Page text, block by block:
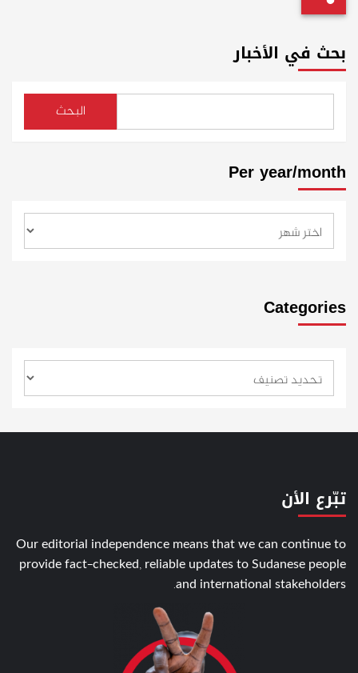
بحث في الأخبار
البحث
Per year/month
Categories
تبّرع الأن
Our editorial independence means that we can continue to
provide fact-checked, reliable updates to Sudanese people
and international stakeholders.